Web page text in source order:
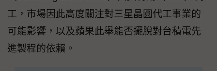
工，市場因此高度關注對三星晶圓代工事業的
可能影響，以及蘋果此舉能否擺脫對台積電先
進製程的依賴。